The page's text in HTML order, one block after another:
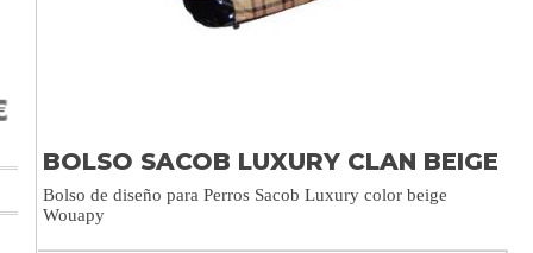
BOLSO SACOB LUXURY CLAN BEIGE
Bolso de diseño para Perros Sacob Luxury color beige
Wouapy